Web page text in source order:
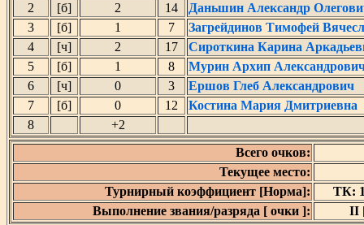
2
[б] 2 14
Даньшин Александр
3
[б] 1 7
Загрейдинов Тимофей
4
[ч] 2 17
Сироткина Карина
5
[б] 1 8
Мурин Архип
6
[ч] 0 3
Ершов Глеб Александрович
7
[б] 0 12
Костина Мария Дмитриевна
8
+2
Всего очков:
Текущее место:
Турнирный коэффициент [Норма]:
ТК:
Выполнение звания/разряда [ очки ]:
II